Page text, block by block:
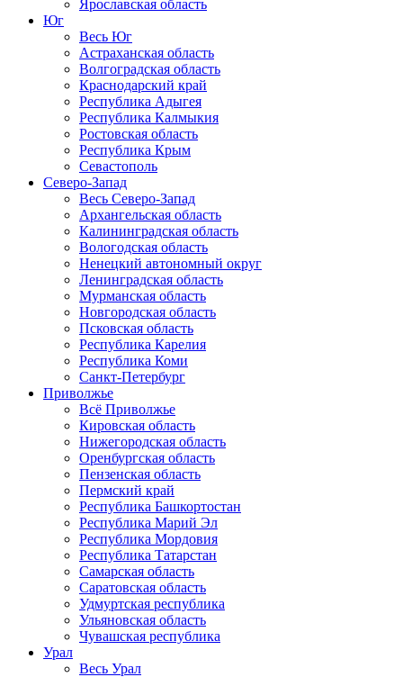
Ярославская область
Юг
Весь Юг
Астраханская область
Волгоградская область
Краснодарский край
Республика Адыгея
Республика Калмыкия
Ростовская область
Республика Крым
Севастополь
Северо-Запад
Весь Северо-Запад
Архангельская область
Калининградская область
Вологодская область
Ненецкий автономный округ
Ленинградская область
Мурманская область
Новгородская область
Псковская область
Республика Карелия
Республика Коми
Санкт-Петербург
Приволжье
Всё Приволжье
Кировская область
Нижегородская область
Оренбургская область
Пензенская область
Пермский край
Республика Башкортостан
Республика Марий Эл
Республика Мордовия
Республика Татарстан
Самарская область
Саратовская область
Удмуртская республика
Ульяновская область
Чувашская республика
Урал
Весь Урал